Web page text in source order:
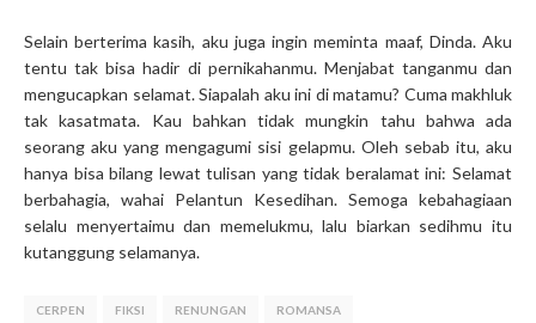
Selain berterima kasih, aku juga ingin meminta maaf, Dinda. Aku
tentu tak bisa hadir di pernikahanmu. Menjabat tanganmu dan
mengucapkan selamat. Siapalah aku ini di matamu? Cuma makhluk
tak kasatmata. Kau bahkan tidak mungkin tahu bahwa ada
seorang aku yang mengagumi sisi gelapmu. Oleh sebab itu, aku
hanya bisa bilang lewat tulisan yang tidak beralamat ini: Selamat
berbahagia, wahai Pelantun Kesedihan. Semoga kebahagiaan
selalu menyertaimu dan memelukmu, lalu biarkan sedihmu itu
kutanggung selamanya.
CERPEN FIKSI RENUNGAN ROMANSA